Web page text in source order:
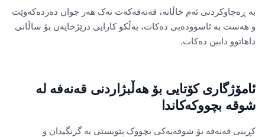
بە ڕەچاوکردنی ئەم خاڵانە، قەنەفەکەت نەک هەر جوان دەردەکەوێت
و هەست بە ئاسوودەیی دەکات، بەڵکو کارایی درێژخایەن بۆ ساڵانی
داهاتوو دابین دەکات.
ئامۆژگاری کۆتایی بۆ هەڵبژاردنی قەنەفە لە
شوقە بچووکەکاندا
کڕینی قەنەفە بۆ شوقەیەکی بچووک پێویستی بە گرنگیدان و